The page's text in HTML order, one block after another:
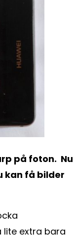
på foton. Nu
kan få bilder
lite extra bara